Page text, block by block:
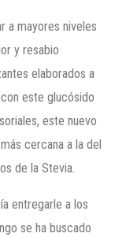
a mayores niveles
y resabio
elaborados a
este glucósido
este nuevo
cercana a la del
de la Stevia.
entregarle a los
se ha buscado